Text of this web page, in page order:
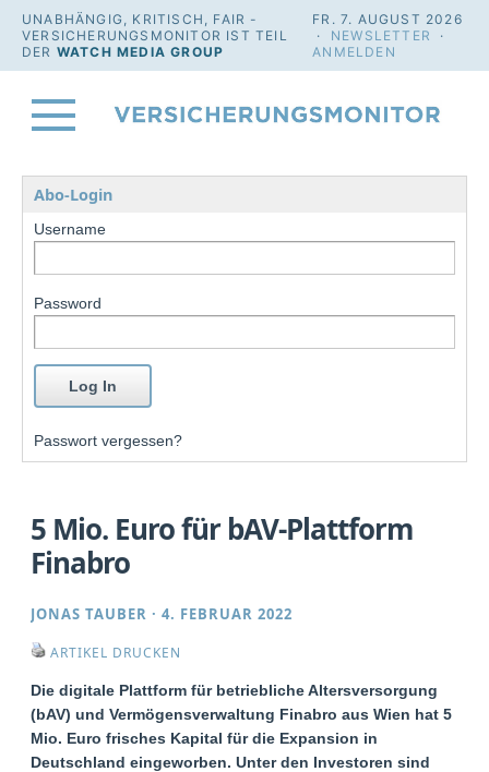
UNABHÄNGIG, KRITISCH, FAIR -
VERSICHERUNGSMONITOR IST TEIL
DER WATCH MEDIA GROUP
FR. 7. AUGUST 2026
· NEWSLETTER
·
ANMELDEN
Abo-Login
Username
Password
Passwort vergessen?
5 Mio. Euro für bAV-Plattform
Finabro
JONAS TAUBER ·4. FEBRUAR 2022
ARTIKEL DRUCKEN
Die digitale Plattform für betriebliche Altersversorgung
(bAV) und Vermögensverwaltung Finabro aus Wien hat 5
Mio. Euro frisches Kapital für die Expansion in
Deutschland eingeworben. Unter den Investoren sind